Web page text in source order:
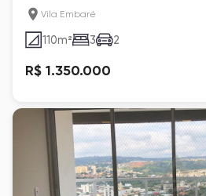
Vila Embaré
110m² 3 2
R$ 1.350.000